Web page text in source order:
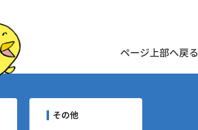
ページ上部へ戻る
ユーザーナビゲーション
その他